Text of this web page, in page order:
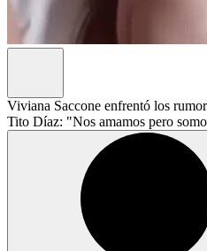
Viviana Saccone enfrentó los
Tito Díaz: "Nos amamos pero